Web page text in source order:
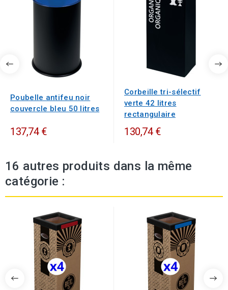
Poubelle antifeu noir
couvercle bleu 50 litres
137,74 €
Corbeille tri-sélectif
verte 42 litres
rectangulaire
130,74 €
16 autres produits dans la même
catégorie :